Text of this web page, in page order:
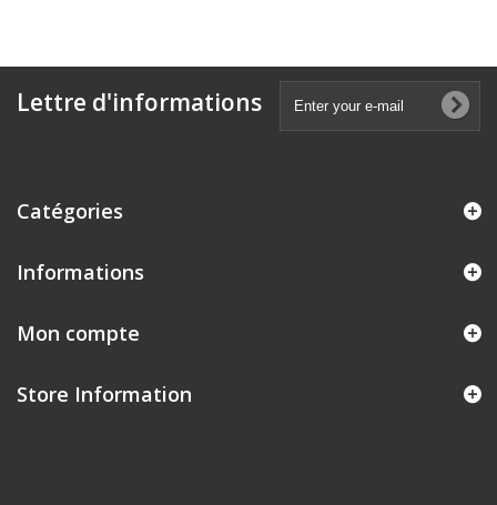
Lettre d'informations
Catégories
Informations
Mon compte
Store Information